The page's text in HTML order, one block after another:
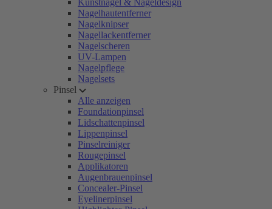
Kunstnägel & Nageldesign
Nagelhautentferner
Nagelknipser
Nagellackentferner
Nagelscheren
UV-Lampen
Nagelpflege
Nagelsets
Pinsel
Alle anzeigen
Foundationpinsel
Lidschattenpinsel
Lippenpinsel
Pinselreiniger
Rougepinsel
Applikatoren
Augenbrauenpinsel
Concealer-Pinsel
Eyelinerpinsel